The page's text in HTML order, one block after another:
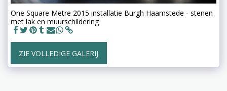
One Square Metre 2015 installatie Burgh Haamstede - stenen
met lak en muurschildering
ZIE VOLLEDIGE GALERIJ